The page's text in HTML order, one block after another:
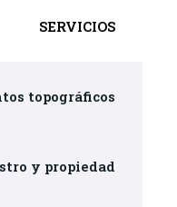
SERVICIOS
topográficos
y propiedad